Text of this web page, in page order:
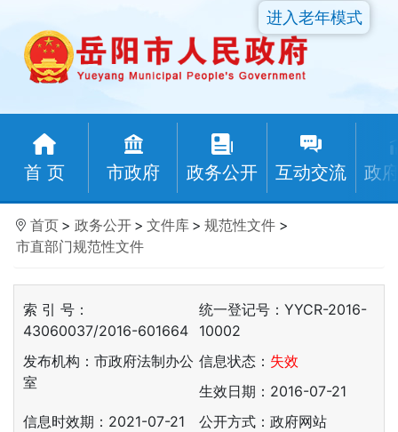
首 页 市政府 政务公开 互动交流 政
进入老年模式
首页 > 政务公开 > 文件库 > 规范性文件 >
市直部门规范性文件
索 引 号：
43060037/2016-601664
统一登记号：YYCR-2016-
10002
发布机构：市政府法制办公
室
信息状态： 失效
生效日期：2016-07-21
信息时效期： 2021-07-21
公开方式：政府网站